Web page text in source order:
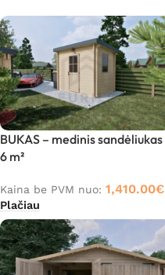
BUKAS – medinis sandėliukas
6 m²
Kaina be PVM nuo: 1,410.00€
Plačiau